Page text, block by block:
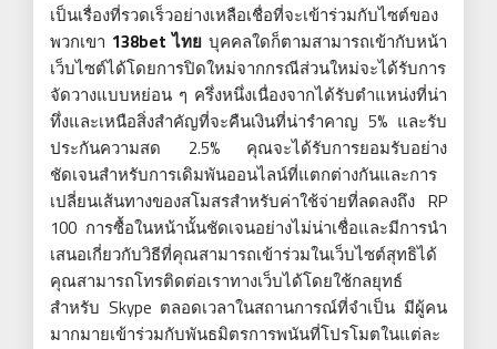
เป็นเรื่องที่รวดเร็วอย่างเหลือเชื่อที่จะเข้าร่วมกับไซต์ของ
พวกเขา 138bet ไทย บุคคลใดก็ตามสามารถเข้ากับหน้า
เว็บไซต์ได้โดยการปิดใหม่จากกรณีส่วนใหม่จะได้รับการ
จัดวางแบบหย่อน ๆ ครึ่งหนึ่งเนื่องจากได้รับตำแหน่งที่น่า
ทึ่งและเหนือสิ่งสำคัญที่จะคืนเงินที่น่ารำคาญ 5% และรับ
ประกันความสด 2.5% คุณจะได้รับการยอมรับอย่าง
ชัดเจนสำหรับการเดิมพันออนไลน์ที่แตกต่างกันและการ
เปลี่ยนเส้นทางของสโมสรสำหรับค่าใช้จ่ายที่ลดลงถึง RP
100 การซื้อในหน้านั้นชัดเจนอย่างไม่น่าเชื่อและมีการนำ
เสนอเกี่ยวกับวิธีที่คุณสามารถเข้าร่วมในเว็บไซต์สุทธิได้
คุณสามารถโทรติดต่อเราทางเว็บได้โดยใช้กลยุทธ์
สำหรับ Skype ตลอดเวลาในสถานการณ์ที่จำเป็น มีผู้คน
มากมายเข้าร่วมกับพันธมิตรการพนันที่โปรโมตในแต่ละ